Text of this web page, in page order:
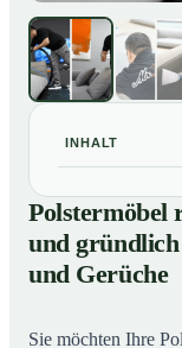
INHALT
Polstermöbel
gründlich
02So reinigen
Polstermöbel
und gründlich
und Gerüche
Sie möchten Ihre